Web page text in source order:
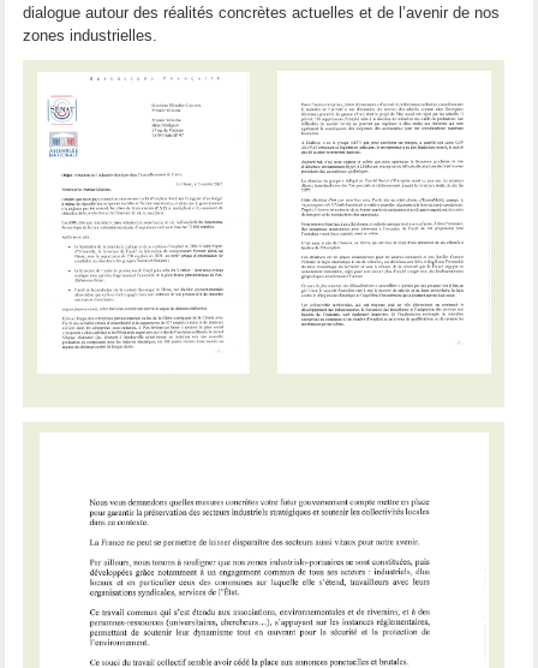
dialogue autour des réalités concrètes actuelles et de l’avenir de nos
zones industrielles.